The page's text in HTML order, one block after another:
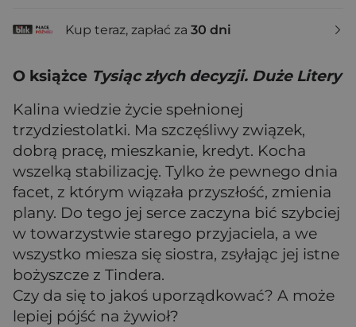
Kup teraz, zapłać za 30 dni
O książce Tysiąc złych decyzji. Duże Litery
Kalina wiedzie życie spełnionej
trzydziestolatki. Ma szczęśliwy związek,
dobrą pracę, mieszkanie, kredyt. Kocha
wszelką stabilizację. Tylko że pewnego dnia
facet, z którym wiązała przyszłość, zmienia
plany. Do tego jej serce zaczyna bić szybciej
w towarzystwie starego przyjaciela, a we
wszystko miesza się siostra, zsyłając jej istne
bożyszcze z Tindera.
Czy da się to jakoś uporządkować? A może
lepiej pójść na żywioł?